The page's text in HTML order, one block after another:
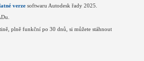
verze softwaru Autodesk řady 2025.
plně funkční po 30 dnů, si můžete stáhnout